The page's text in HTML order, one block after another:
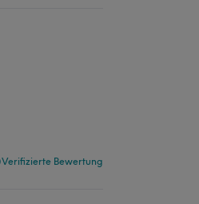
Verifizierte Bewertung